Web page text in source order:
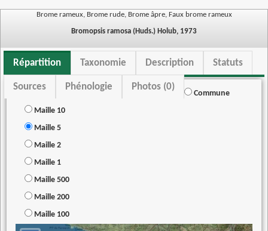
Brome rameux, Brome rude, Brome âpre, Faux brome rameux
Bromopsis ramosa (Huds.) Holub, 1973
Répartition Taxonomie Description Statuts
Sources Phénologie Photos (0)
Commune
Maille 10
Maille 5
Maille 2
Maille 1
Maille 500
Maille 200
Maille 100